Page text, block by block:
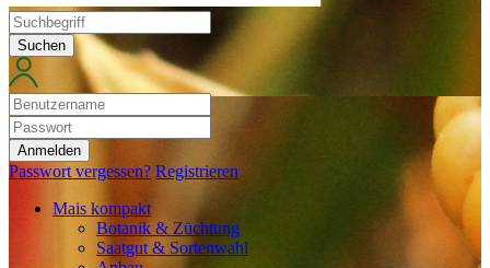
Suchen
Anmelden
Passwort vergessen? Registrieren
Mais kompakt
Botanik & Züchtung
Saatgut & Sortenwahl